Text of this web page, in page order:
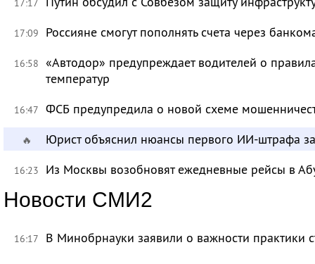
17:09 Россияне смогут пополнять счета через
16:58 «Автодор» предупреждает водителей о
температур
16:47 ФСБ предупредила о новой схеме
🔥 Юрист объяснил нюансы первого ИИ-штрафа
16:23 Из Москвы возобновят ежедневные рейсы в
Новости СМИ2
16:17 В Минобрнауки заявили о важности практики